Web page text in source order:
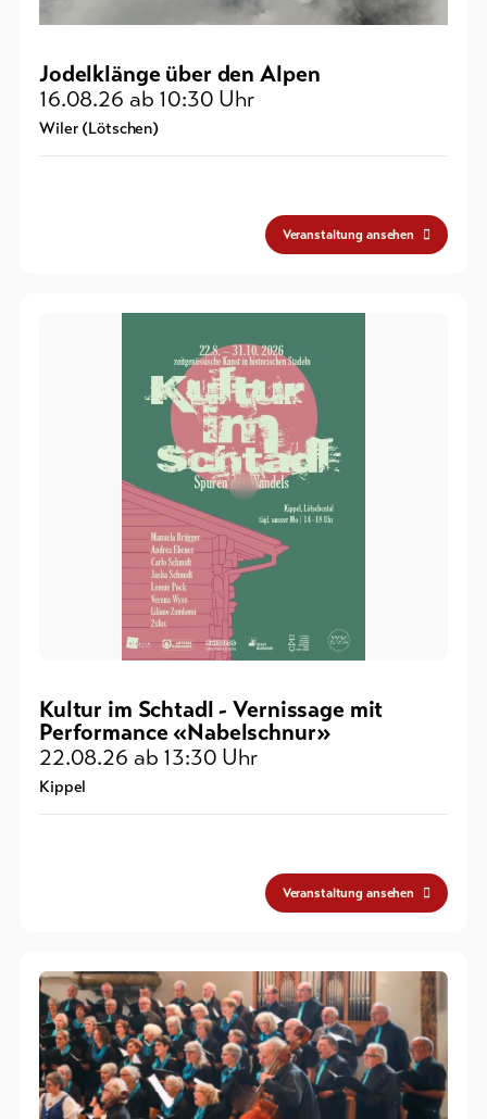
Jodelklänge über den Alpen
16.08.26 ab 10:30 Uhr
Wiler (Lötschen)
Veranstaltung ansehen
Kultur im Schtadl - Vernissage mit
Performance «Nabelschnur»
22.08.26 ab 13:30 Uhr
Kippel
Veranstaltung ansehen